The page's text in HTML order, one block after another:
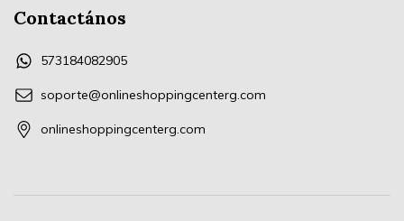
Contactános
573184082905
soporte@onlineshoppingcenterg.com
onlineshoppingcenterg.com